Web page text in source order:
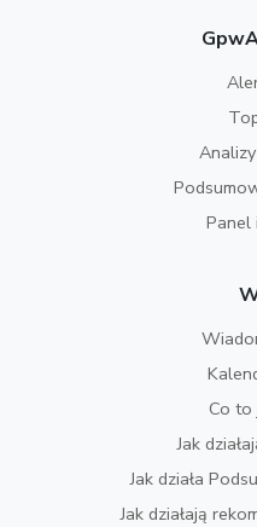
Panel
Co to
Jak
Jak działa
Jak działają